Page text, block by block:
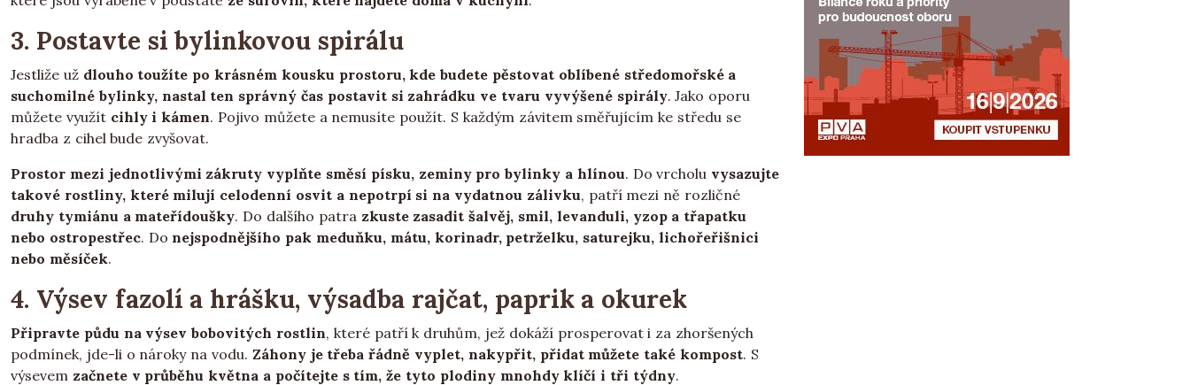
3. Postavte si bylinkovou spirálu
Jestliže už dlouho toužíte po krásném kousku prostoru, kde budete pěstovat oblíbené středomořské a
suchomilné bylinky, nastal ten správný čas postavit si zahrádku ve tvaru vyvýšené spirály. Jako oporu
můžete využít cihly i kámen. Pojivo můžete a nemusíte použít. S každým závitem směřujícím ke středu se
hradba z cihel bude zvyšovat.
Prostor mezi jednotlivými zákruty vyplňte směsí písku, zeminy pro bylinky a hlínou. Do vrcholu vysazujte
takové rostliny, které milují celodenní osvit a nepotrpí si na vydatnou zálivku, patří mezi ně rozličné
druhy tymiánu a mateřídoušky. Do dalšího patra zkuste zasadit šalvěj, smil, levanduli, yzop a třapatku
nebo ostropestřec. Donejspodnějšího pak meduňku, mátu, korinadr, petrželku, saturejku, lichořeřišnici
nebo měsíček.
4. Výsev fazolí a hrášku, výsadba rajčat, paprik a okurek
Připravte půdu na výsev bobovitých rostlin, které patří k druhům, jež dokáží prosperovat i za zhoršených
podmínek, jde-li o nároky na vodu. Záhony je třeba řádně vyplet, nakypřit, přidat můžete také kompost. S
výsevem začnete v průběhu května a počítejte s tím, že tyto plodiny mnohdy klíčí i tři týdny.